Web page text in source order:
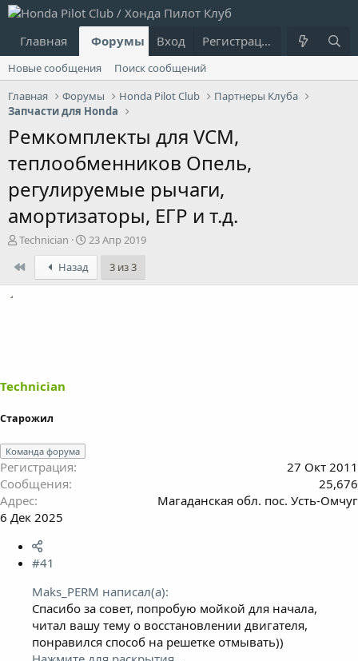
Главная Форумы Что нового?
Вход Регистрация
Новые сообщения
Поиск сообщений
Главная
Форумы Honda Pilot Club
Партнеры Клуба
Запчасти для Honda
Ремкомплекты для VCM,
теплообменников Опель,
регулируемые рычаги,
амортизаторы, ЕГР и т.д.
А
т
о
Technician
Д
а
т
а
23 Апр 2019
Назад 3 из 3
Technician
Старожил
Команда форума
Регистрация
27 Окт 2011
Сообщения
25,676
Адрес
Магаданская обл. пос. Усть-Омчуг
6 Дек 2025
#41
Maks_PERM написал(а):
Спасибо за совет, попробую мойкой для начала,
читал вашу тему о восстановлении двигателя,
понравился способ на решетке отмывать))